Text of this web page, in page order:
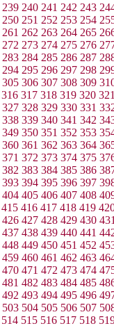
239 240 241 242 243
250 251 252 253 254
261 262 263 264 265
272 273 274 275 276
283 284 285 286 287
294 295 296 297 298
305 306 307 308 309
316 317 318 319 320
327 328 329 330 331
338 339 340 341 342
349 350 351 352 353
360 361 362 363 364
371 372 373 374 375
382 383 384 385 386
393 394 395 396 397
404 405 406 407 408
415 416 417 418 419
426 427 428 429 430
437 438 439 440 441
448 449 450 451 452
459 460 461 462 463
470 471 472 473 474
481 482 483 484 485
492 493 494 495 496
503 504 505 506 507
514 515 516 517 518